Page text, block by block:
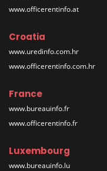
www.officerentinfo.at
Croatia
www.uredinfo.com.hr
www.officerentinfo.com.hr
France
www.bureauinfo.fr
www.officerentinfo.fr
Luxembourg
www.bureauinfo.lu